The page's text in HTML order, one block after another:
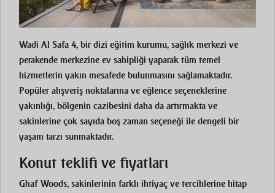
Wadi Al Safa 4, bir dizi eğitim kurumu, sağlık merkezi ve
perakende merkezine ev sahipliği yaparak tüm temel
hizmetlerin yakın mesafede bulunmasını sağlamaktadır.
Popüler alışveriş noktalarına ve eğlence seçeneklerine
yakınlığı, bölgenin cazibesini daha da artırmakta ve
sakinlerine çok sayıda boş zaman seçeneği ile dengeli bir
yaşam tarzı sunmaktadır.
Konut teklifi ve fiyatları
Ghaf Woods, sakinlerinin farklı ihtiyaç ve tercihlerine hitap